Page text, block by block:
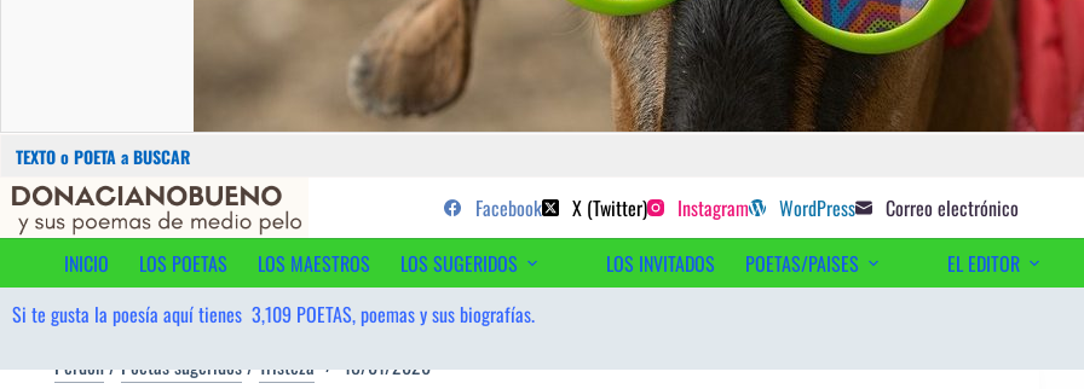
Buscar:
Saltar
contenido
...sus poemas de medio pelo y poetas sugeridos
Facebook X (Twitter) Instagram WordPress Correo electrónico
INICIO
LOS POETAS LOS MAESTROS LOS SUGERIDOS LOS INVITADOS POETAS/PAISES EL EDITOR
Si te gusta la poesía aquí tienes 3,109 POETAS, poemas y sus biografías.
Perdón/Poetas sugeridos/Tristeza 18/01/2026